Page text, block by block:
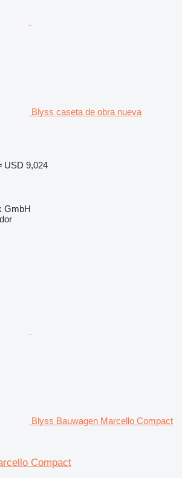
Blyss caseta de obra nueva
USD 9,024
GmbH
Blyss Bauwagen Marcello Compact
Compact